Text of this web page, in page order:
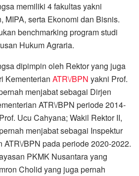
memiliki 4 fakultas yakni
MIPA, serta Ekonomi dan Bisnis.
benchmarking program studi
Hukum Agraria.
dipimpin oleh Rektor yang juga
Kementerian ATR\/BPN yakni Prof.
menjabat sebagai Dirjen
ATR\/BPN periode 2014-
Ucu Cahyana; Wakil Rektor II,
menjabat sebagai Inspektur
ATR\/BPN pada periode 2020-2022.
PKMK Nusantara yang
Cholid yang juga pernah